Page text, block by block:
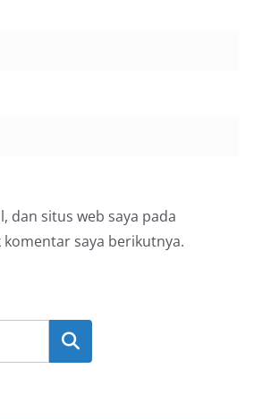
dan situs web saya pada
saya berikutnya.
Cari